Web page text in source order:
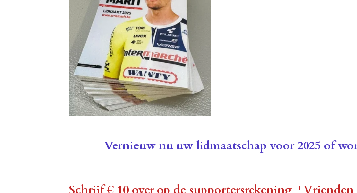
Vernieuw nu uw lidmaatschap voor 2025 of
Schrijf € 10 over op de supportersrekening ' Vrienden